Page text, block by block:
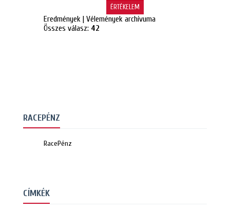
Eredmények| Vélemények archívuma
Összes válasz: 42
RACEPÉNZ
RacePénz
CÍMKÉK